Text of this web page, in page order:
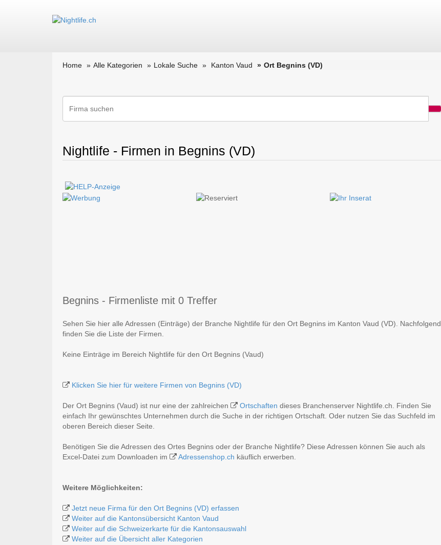
Home Alle Kategorien Lokale Suche Kanton Vaud Ort Begnins (VD)
Nightlife - Firmen in Begnins (VD)
Begnins - Firmenliste mit 0 Treffer
Sehen Sie hier alle Adressen (Einträge) der Branche Nightlife für den Ort Begnins im Kanton Vaud (VD). Nachfolgend
finden Sie die Liste der Firmen.
Keine Einträge im Bereich Nightlife für den Ort Begnins (Vaud)
Klicken Sie hier für weitere Firmen von Begnins (VD)
Der Ort Begnins (Vaud) ist nur eine der zahlreichen Ortschaften dieses Branchenserver Nightlife.ch. Finden Sie
einfach Ihr gewünschtes Unternehmen durch die Suche in der richtigen Ortschaft. Oder nutzen Sie das Suchfeld im
oberen Bereich dieser Seite.
Benötigen Sie die Adressen des Ortes Begnins oder der Branche Nightlife? Diese Adressen können Sie auch als
Excel-Datei zum Downloaden im
Adressenshop.ch käuflich erwerben.
Weitere Möglichkeiten:
Jetzt neue Firma für den Ort Begnins (VD) erfassen
Weiter auf die Kantonsübersicht Kanton Vaud
Weiter auf die Schweizerkarte für die Kantonsauswahl
Weiter auf die Übersicht aller Kategorien